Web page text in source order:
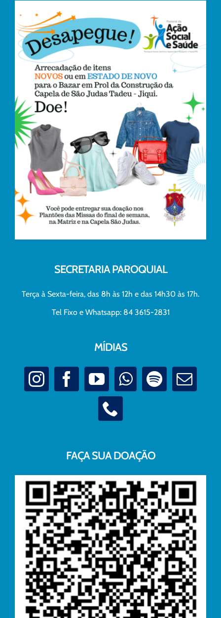
SECRETARIA PAROQUIAL
Terça à Sexta-feira, das 8h às 12h e das 14h30 às 17h.
Tel Fixo e Whatsapp: 84 3615-2831
MÍDIAS
FAÇA SUA DOAÇÃO